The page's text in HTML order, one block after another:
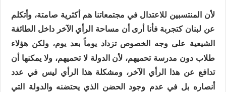
لأن المنتسبين للاعتدال في مجتمعاتنا هم أكثرية صامتة، وأتكلم
عن لبنان كتجربة فأنا أرى أن مساحة الرأي الآخر داخل الطائفة
الشيعية على وجه الخصوص تزداد يوماً بعد يوم، ولكن هؤلاء
طلاب دون مدرسة تحميهم، لأن الدولة لا تحميهم، ولا يمكنها أن
تدافع عن هذا الرأي الآخر، ومشكلة هذا الرأي ليس في عدد
أنصاره بل في عدم وجود الحضن الذي يحتضنه والدولة التي